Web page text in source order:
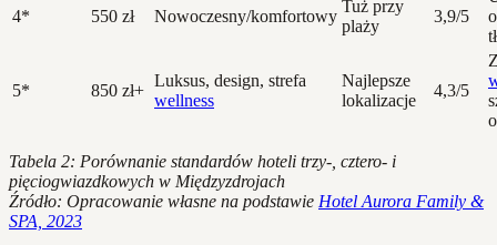
4* 550 zł Nowoczesny/komfortowy
Tuż przy
plaży
3,9/5
5* 850 zł+
Luksus, design, strefa
wellness
Najlepsze
lokalizacje
4,3/5
Tabela 2: Porównanie standardów hoteli trzy-, cztero- i
pięciogwiazdkowych w Międzyzdrojach
Źródło: Opracowanie własne na podstawie Hotel Aurora Family &
SPA, 2023